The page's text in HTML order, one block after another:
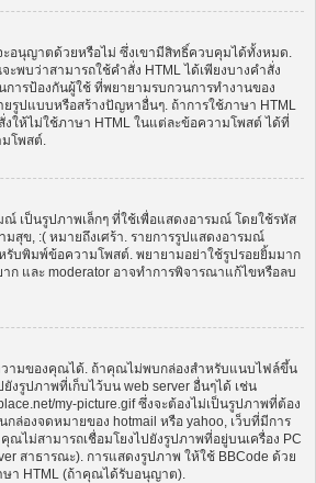
ะอนุญาตด้วยหรือไม่ ซึ่งเขามีสิทธิ์ควบคุมได้ทั้งหมด.
บว่าสามารถใช้คำสั่ง HTML ได้เพียงบางคำสั่ง
การป้องกันผู้ใช้ ที่พยายามรบกวนการทำงานของ
รูปแบบหรือสร้างปัญหาอื่นๆ. ถ้าการใช้ภาษา HTML
ให้ไม่ใช้ภาษา HTML ในแต่ละข้อความโพสต์ ได้ที่
โพสต์.
เป็นรูปภาพเล็กๆ ที่ใช้เพื่อแสดงอารมณ์ โดยใช้รหัส
มสุข, :( หมายถึงเศร้า. รายการรูปแสดงอารมณ์
บพิมพ์ข้อความโพสต์. พยายามอย่าใช้รูปรอยยิ้มมาก
าก และ moderator อาจทำการพิจารณาแก้ไขหรือลบ
ามของคุณได้. ถ้าคุณไม่พบกล่องสำหรับแนบไฟล์ขึ้น
งรูปภาพที่เก็บไว้บน web server อื่นๆได้ เช่น
my-picture.gif ซึ่งจะต้องไม่เป็นรูปภาพที่ต้อง
ล่องจดหมายของ hotmail หรือ yahoo, เว็บที่มีการ
ณไม่สามารถเชื่อมโยงไปยังรูปภาพที่อยู่บนเครื่อง PC
สาธารณะ). การแสดงรูปภาพ ให้ใช้ BBCode ด้วย
ษา HTML (ถ้าคุณได้รับอนุญาต).